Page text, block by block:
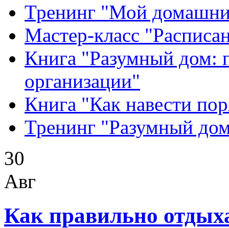
Тренинг "Мой
Мастер-класс
Книга "Разумный дом:
организации"
Книга "Как навести
Тренинг "Разумный
30
Авг
Как правильно